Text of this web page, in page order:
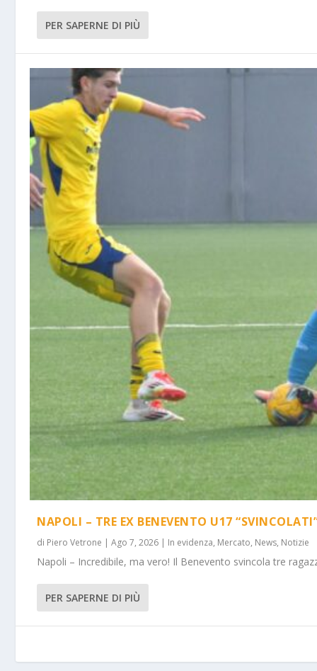
PER SAPERNE DI PIÙ
NAPOLI – TRE EX BENEVENTO U17
di Piero Vetrone |Ago 7, 2026 | In evidenza, Mercato, News, Notizie
Napoli – Incredibile, ma vero! Il Benevento svincola tre
PER SAPERNE DI PIÙ